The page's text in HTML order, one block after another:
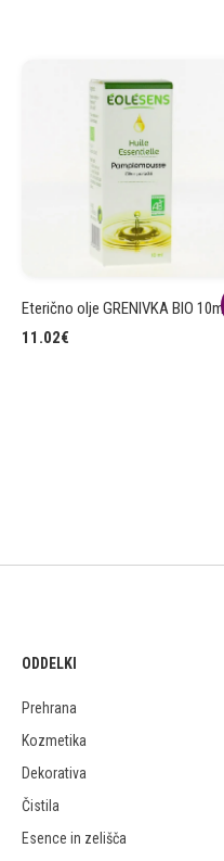
Eterično olje GRENIVKA BIO 10ml
11.02€
ODDELKI
Prehrana
Kozmetika
Dekorativa
Čistila
Esence in zelišča